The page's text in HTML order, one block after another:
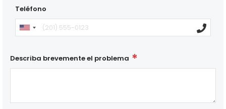
Teléfono
Describa brevemente el problema